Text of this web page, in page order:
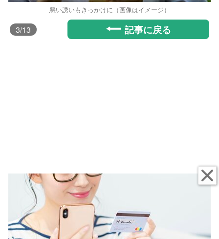
悪い誘いもきっかけに（画像はイメージ）
3/13 記事に戻る